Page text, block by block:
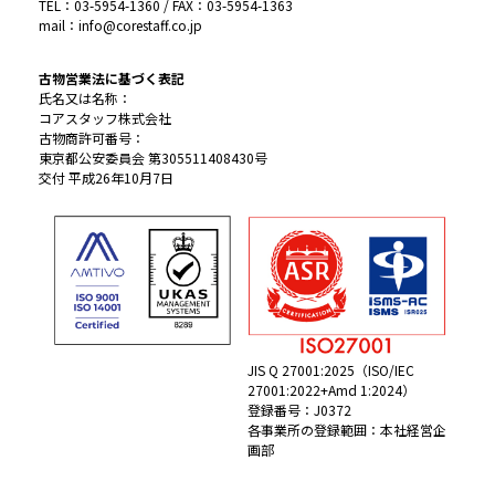
TEL：03-5954-1360 / FAX：03-5954-1363
mail：info@corestaff.co.jp
古物営業法に基づく表記
氏名又は名称：
コアスタッフ株式会社
古物商許可番号：
東京都公安委員会 第305511408430号
交付 平成26年10月7日
JIS Q 27001:2025（ISO/IEC
27001:2022+Amd 1:2024）
登録番号：J0372
各事業所の登録範囲：本社経営企
画部